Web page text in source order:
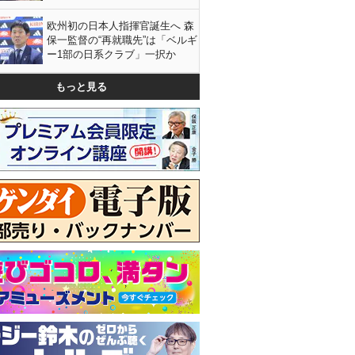
欧州初の日本人指揮官誕生へ 森
保一監督の“再就職先”は「ベルギ
ー1部の日系クラブ」一択か
もっと見る